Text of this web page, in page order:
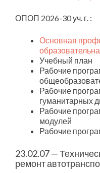
ОПОП 2026-30 уч. г. :
Основная
Учебный план
Рабочие
Рабочие
гуманитарных
Рабочие
модулей
Рабочие
23.02.07 —
ремонт